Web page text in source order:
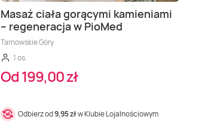
Masaż ciała gorącymi kamieniami
– regeneracja w PioMed
Tarnowskie Góry
1 os.
Od 199,00 zł
Odbierz od9,95 złw Klubie Lojalnościowym